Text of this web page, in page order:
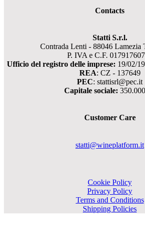
Contacts
Statti S.r.l.
Contrada Lenti - 88046 Lamezia
P. IVA e C.F.
Ufficio del registro delle imprese: 19/02/
REA: CZ - 137649
PEC: stattisrl@pec.it
Capitale sociale:
Customer Care
statti@wineplatform.it
Cookie Policy
Privacy Policy
Terms and Conditions
Shipping Policies